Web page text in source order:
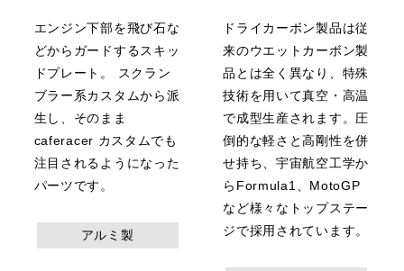
エンジン下部を飛び石な
どからガードするスキッ
ドプレート。 スクラン
ブラー系カスタムから派
生し、そのまま
caferacer カスタムでも
注目されるようになった
パーツです。
アルミ製
ドライカーボン製品は従
来のウエットカーボン製
品とは全く異なり、特殊
技術を用いて真空・高温
で成型生産されます。圧
倒的な軽さと高剛性を併
せ持ち、宇宙航空工学か
らFormula1、MotoGP
など様々なトップステー
ジで採用されています。